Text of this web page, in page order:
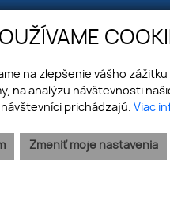
na zlepšenie vášho
na analýzu návštevnosti
návštevníci prichádzajú. Viac
Zmeniť moje nastavenia